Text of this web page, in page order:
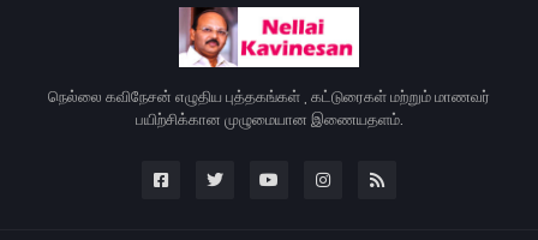
நெல்லை கவிநேசன் எழுதிய புத்தகங்கள் , கட்டுரைகள் மற்றும் மாணவர்
பயிற்சிக்கான முழுமையான இணையதளம்.